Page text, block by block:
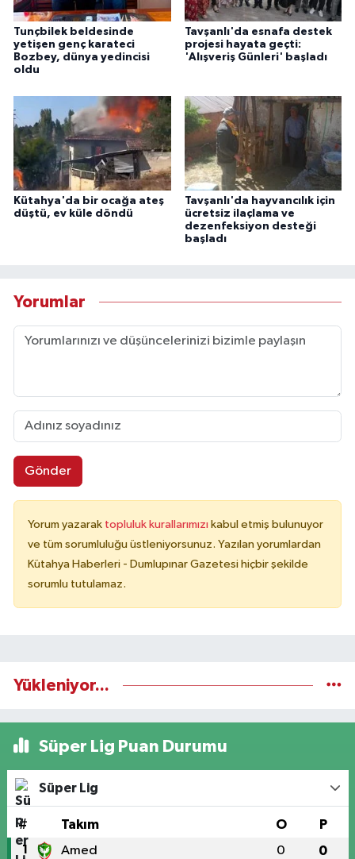
Tunçbilek beldesinde
yetişen genç karateci
Bozbey, dünya yedincisi
oldu
Tavşanlı'da esnafa destek
projesi hayata geçti:
'Alışveriş Günleri' başladı
Kütahya'da bir ocağa ateş
düştü, ev küle döndü
Tavşanlı'da hayvancılık için
ücretsiz ilaçlama ve
dezenfeksiyon desteği
başladı
Yorumlar
Gönder
Yorum yazarak topluluk kurallarımızı kabul etmiş bulunuyor
ve tüm sorumluluğu üstleniyorsunuz. Yazılan yorumlardan
Kütahya Haberleri - Dumlupınar Gazetesi hiçbir şekilde
sorumlu tutulamaz.
Yükleniyor...
Süper Lig Puan Durumu
Süper Lig
# Takım O P
1 Amed 0 0